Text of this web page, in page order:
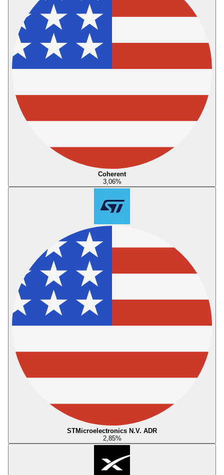
Coherent
3,06%
STMicroelectronics N.V. ADR
2,85%